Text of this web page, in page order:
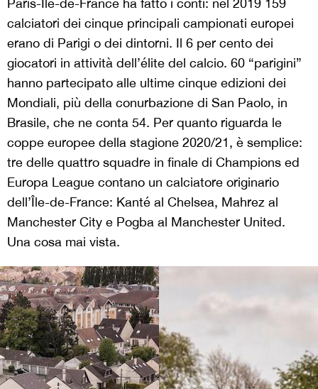
Paris-Île-de-France ha fatto i conti: nel 2019 159
calciatori dei cinque principali campionati europei
erano di Parigi o dei dintorni. Il 6 per cento dei
giocatori in attività dell’élite del calcio. 60 “parigini”
hanno partecipato alle ultime cinque edizioni dei
Mondiali, più della conurbazione di San Paolo, in
Brasile, che ne conta 54. Per quanto riguarda le
coppe europee della stagione 2020/21, è semplice:
tre delle quattro squadre in finale di Champions ed
Europa League contano un calciatore originario
dell’Île-de-France: Kanté al Chelsea, Mahrez al
Manchester City e Pogba al Manchester United.
Una cosa mai vista.